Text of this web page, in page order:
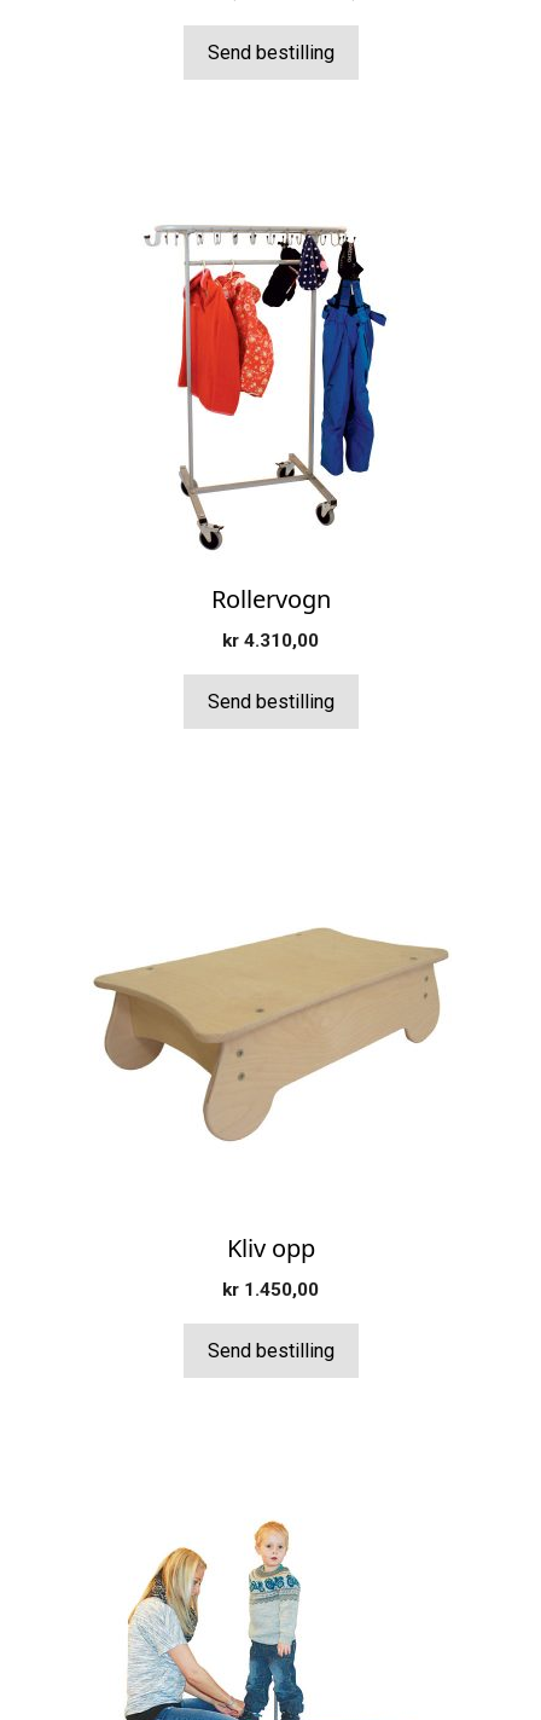
Send bestilling
Rollervogn
kr 4.310,00
Send bestilling
Kliv opp
kr 1.450,00
Send bestilling